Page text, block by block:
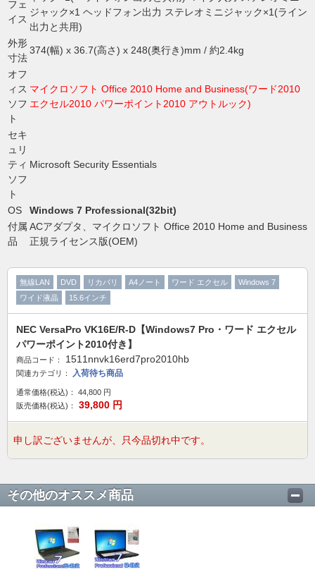
フェ
イス
ジャック×1 ヘッドフォン出力 ステレオミニジャック×1(ライン
出力と共用)
外形
寸法
374(幅) x 36.7(高さ) x 248(奥行き)mm / 約2.4kg
オフ
ィス
ソフ
ト
マイクロソフト Office 2010 Home and Business(ワード2010
エクセル2010 パワーポイント2010 アウトルック)
セキ
ュリ
ティ
ソフ
ト
Microsoft Security Essentials
OS
Windows 7 Professional(32bit)
付属
品
ACアダプタ、マイクロソフト Office 2010 Home and Business
正規ライセンス版(OEM)
無線LAN DVD リカバリ A4ノート ワード エクセル
Windows 7
ワイド液晶
15.6インチ
NEC VersaPro VK16E/R-D【Windows7 Pro・ワード エクセル
パワーポイント2010付き】
商品コード： 1511nnvk16erd7pro2010hb
関連カテゴリ： 入荷待ち商品
通常価格(税込)： 44,800 円
販売価格(税込)：
39,800 円
申し訳ございませんが、只今品切れ中です。
その他のオススメ商品